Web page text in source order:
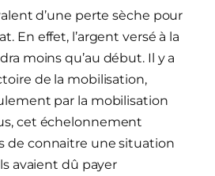
d’une perte sèche pour
En effet, l’argent versé à la
moins qu’au début. Il y a
de la mobilisation,
par la mobilisation
cet échelonnement
de connaitre une situation
avaient dû payer